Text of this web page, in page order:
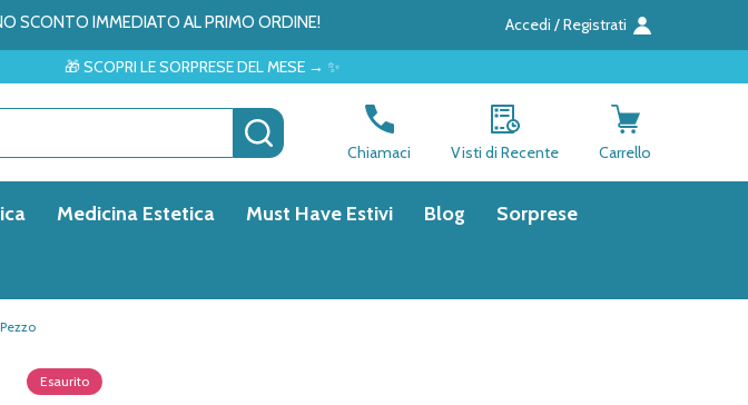
SCONTO IMMEDIATO AL PRIMO ORDINE! Accedi / Registrati
LE SORPRESE DEL MESE → ✨
CERCA
Chiamaci Visti di Recente Carrello
Medicina Estetica Must Have Estivi Blog Sorprese
Esaurito